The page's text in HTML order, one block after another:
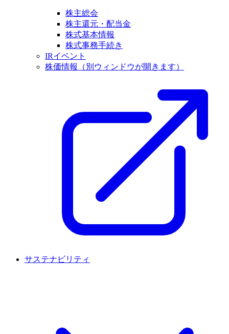
株主総会
株主還元・配当金
株式基本情報
株式事務手続き
IRイベント
株価情報
（別ウィンドウが開きます）
サステナビリティ